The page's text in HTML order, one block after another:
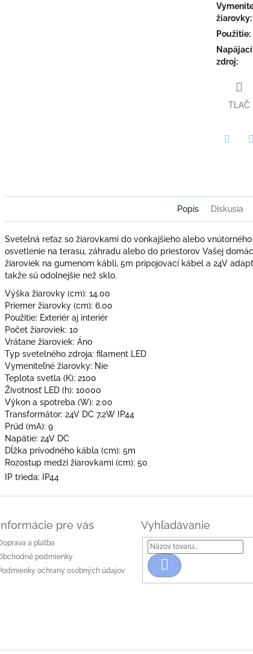
žiarovky:
Použitie:
Napájací
zdroj:
TLAČ
Popis Diskusia
Svetelná reťaz so žiarovkami do vonkajšieho alebo
osvetlenie na terasu, záhradu alebo do priestorov Vašej
žiaroviek na gumenom kábli, 5m pripojovací kábel a 24V
takže sú odolnejšie než sklo.
Výška žiarovky (cm): 14.00
Priemer žiarovky (cm): 6.00
Použitie: Exteriér aj interiér
Počet žiaroviek: 10
Vrátane žiaroviek: Áno
Typ svetelného zdroja: filament LED
Vymeniteľné žiarovky: Nie
Teplota svetla (K): 2100
Životnosť LED (h): 10000
Výkon a spotreba (W): 2.00
Transformátor: 24V DC 7,2W IP44
Prúd (mA): 9
Napätie: 24V DC
Dĺžka prívodného kábla (cm): 5m
Rozostup medzi žiarovkami (cm): 50
IP trieda: IP44
pre vás
a platba
podmienky
ochrany osobných údajov
Vyhľadávanie
Hľadať